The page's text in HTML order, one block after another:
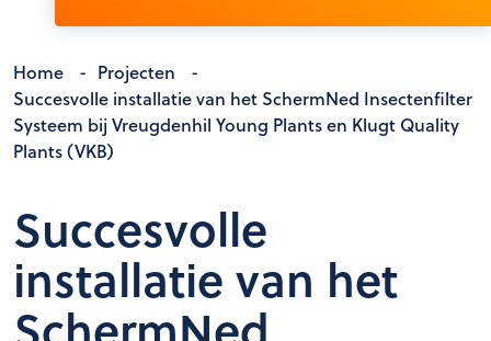
Home - Projecten
-
Succesvolle installatie van het SchermNed Insectenfilter
Systeem bij Vreugdenhil Young Plants en Klugt Quality
Plants (VKB)
Succesvolle
installatie van het